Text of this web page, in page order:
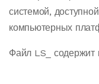
системой,
компьютерных
Файл LS_ содержит